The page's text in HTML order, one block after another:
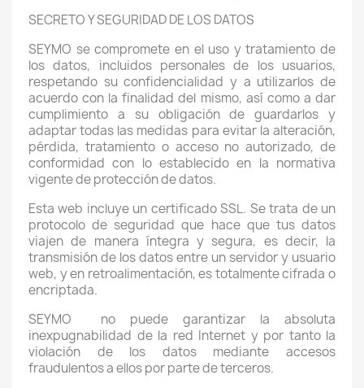
SECRETO Y SEGURIDAD DE LOS DATOS
SEYMO se compromete en el uso y tratamiento de
los datos, incluidos personales de los usuarios,
respetando su confidencialidad y a utilizarlos de
acuerdo con la finalidad del mismo, así como a dar
cumplimiento a su obligación de guardarlos y
adaptar todas las medidas para evitar la alteración,
pérdida, tratamiento o acceso no autorizado, de
conformidad con lo establecido en la normativa
vigente de protección de datos.
Esta web incluye un certificado SSL. Se trata de un
protocolo de seguridad que hace que tus datos
viajen de manera íntegra y segura, es decir, la
transmisión de los datos entre un servidor y usuario
web, y en retroalimentación, es totalmente cifrada o
encriptada.
SEYMO
no puede garantizar la absoluta
inexpugnabilidad de la red Internet y por tanto la
violación de los datos mediante accesos
fraudulentos a ellos por parte de terceros.